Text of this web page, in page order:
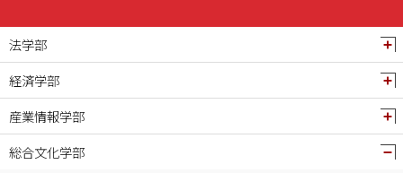
2024年12月
2024年11月
2024年10月
2024年09月
2024年08月
法学部
経済学部
産業情報学部
総合文化学部